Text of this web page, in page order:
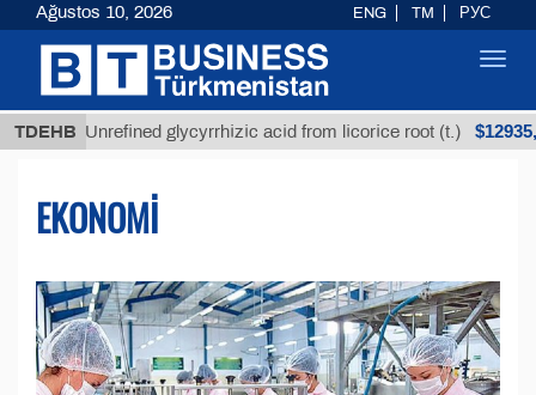
TDEHB
Unrefined glycyrrhizic acid from licorice root (t.) $12935,18
EKONOMI
Ağustos 10, 2026 ENG TM РУС